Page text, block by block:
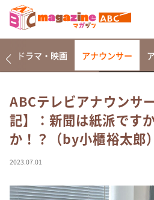
なるみ・岡村の過ぎるTV
相席食堂
これ余談なんですけど・・・
て真剣です
ドラマ・映画 アナウンサー
ABCテレビアナウンサ
記】：新聞は紙派です
か！？（by小櫃裕太郎）
2023.07.01